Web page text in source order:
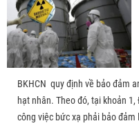
BKHCN quy định về bảo đảm
hạt nhân. Theo đó, tại khoản
công việc bức xạ phải bảo